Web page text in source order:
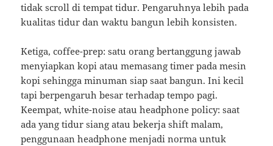
tidak scroll di tempat tidur. Pengaruhnya lebih pada
kualitas tidur dan waktu bangun lebih konsisten.
Ketiga, coffee-prep: satu orang bertanggung jawab
menyiapkan kopi atau memasang timer pada mesin
kopi sehingga minuman siap saat bangun. Ini kecil
tapi berpengaruh besar terhadap tempo pagi.
Keempat, white-noise atau headphone policy: saat
ada yang tidur siang atau bekerja shift malam,
penggunaan headphone menjadi norma untuk